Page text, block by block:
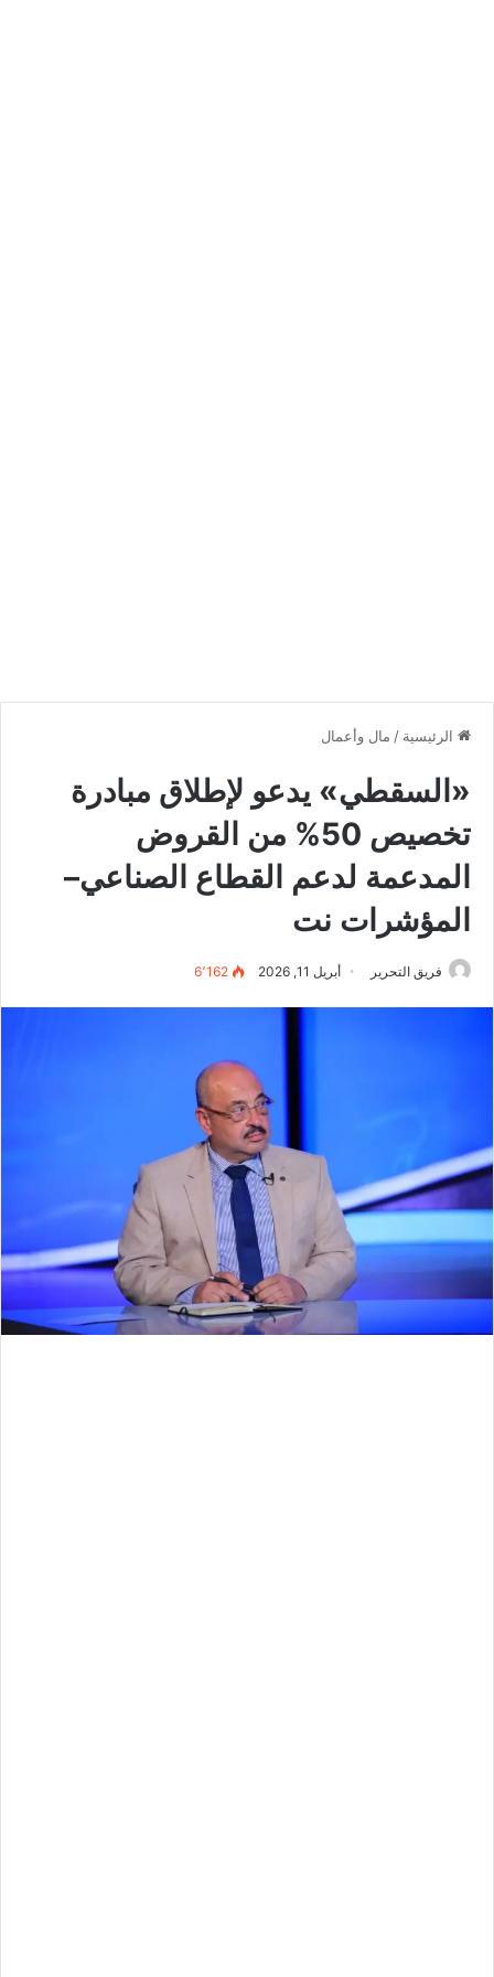
الرئيسية / مال وأعمال
«السقطي» يدعو لإطلاق مبادرة
تخصيص 50% من القروض
المدعمة لدعم القطاع الصناعي–
المؤشرات نت
فريق التحرير أبريل 11, 2026 6٬162